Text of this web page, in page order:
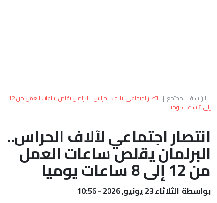
العالم
الصحراء
الرئيسية| مجتمع |
انتصار اجتماعي لآلاف الحراس.. البرلمان يقلص ساعات العمل من 12
إلى 8 ساعات يوميا
انتصار اجتماعي لآلاف الحراس..
البرلمان يقلص ساعات العمل
من 12 إلى 8 ساعات يوميا
بواسطة الثلاثاء 23 يونيو, 2026 - 10:56